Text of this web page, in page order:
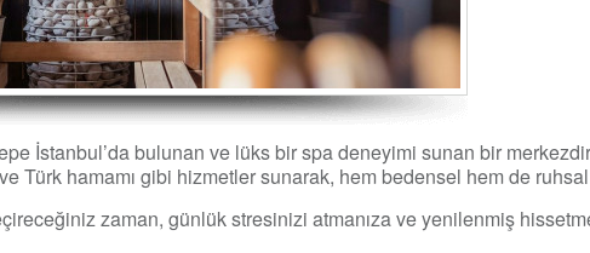
İstanbul’da bulunan ve lüks bir spa deneyimi sunan bir
Türk hamamı gibi hizmetler sunarak, hem bedensel hem de
zaman, günlük stresinizi atmanıza ve yenilenmiş